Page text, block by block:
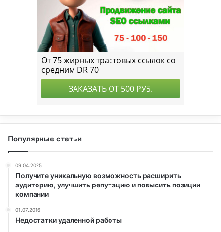
Популярные статьи
09.04.2025
Получите уникальную возможность расширить
аудиторию, улучшить репутацию и повысить позиции
компании
01.07.2016
Недостатки удаленной работы